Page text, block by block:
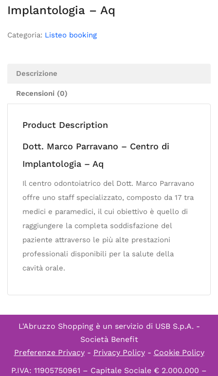
Implantologia – Aq
Categoria: Listeo booking
Descrizione
Recensioni (0)
Product Description
Dott. Marco Parravano – Centro di
Implantologia – Aq
Il centro odontoiatrico del Dott. Marco Parravano
offre uno staff specializzato, composto da 17 tra
medici e paramedici, il cui obiettivo è quello di
raggiungere la completa soddisfazione del
paziente attraverso le più alte prestazioni
professionali disponibili per la salute della
cavità orale.
L'Abruzzo Shopping è un servizio di USB S.p.A. -
Società Benefit
Preferenze Privacy- Privacy Policy- Cookie Policy
P.IVA: 11905750961 – Capitale Sociale € 2.000.000 –